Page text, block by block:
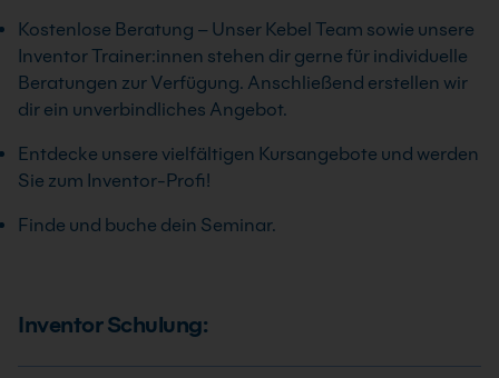
Kostenlose Beratung – Unser Kebel Team sowie unsere
Inventor Trainer:innen stehen dir gerne für individuelle
Beratungen zur Verfügung. Anschließend erstellen wir
dir ein unverbindliches Angebot.
Entdecke unsere vielfältigen Kursangebote und werden
Sie zum Inventor-Profi!
Finde und buche dein Seminar.
Inventor Schulung: